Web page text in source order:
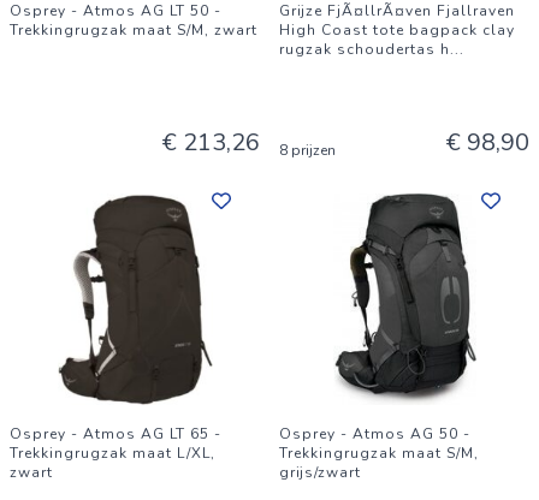
Osprey - Atmos AG LT 50 -
Trekkingrugzak maat S/M, zwart
€ 213,26
Grijze FjÃ¤llrÃ¤ven Fjallraven
High Coast tote bagpack clay
rugzak schoudertas h...
8 prijzen € 98,90
Osprey - Atmos AG LT 65 -
Trekkingrugzak maat L/XL,
zwart
Osprey - Atmos AG 50 -
Trekkingrugzak maat S/M,
grijs/zwart